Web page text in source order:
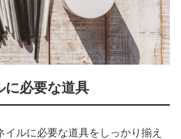
に必要な道具
ルに必要な道具をしっかり揃え